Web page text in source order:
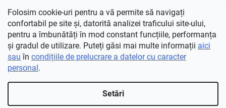
Folosim cookie-uri pentru a vă permite să navigați
confortabil pe site și, datorită analizei traficului site-ului,
pentru a îmbunătăți în mod constant funcțiile, performanța
și gradul de utilizare. Puteți găsi mai multe informații aici
sau în condițiile de prelucrare a datelor cu caracter
personal.
Setări